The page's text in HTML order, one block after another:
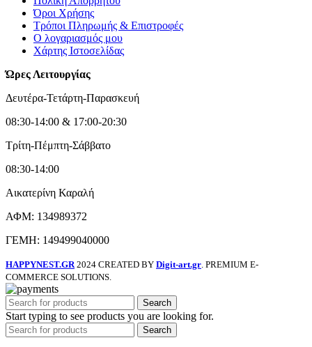
Όροι Χρήσης
Τρόποι Πληρωμής & Επιστροφές
Ο λογαριασμός μου
Χάρτης Ιστοσελίδας
Ώρες Λειτουργίας
Δευτέρα-Τετάρτη-Παρασκευή
08:30-14:00 & 17:00-20:30
Τρίτη-Πέμπτη-Σάββατο
08:30-14:00
Αικατερίνη Καραλή
ΑΦΜ: 134989372
ΓΕΜΗ: 149499040000
HAPPYNEST.GR 2024 CREATED BY Digit-art.gr . PREMIUM E-
COMMERCE SOLUTIONS.
Search
Start typing to see products you are looking for.
Search